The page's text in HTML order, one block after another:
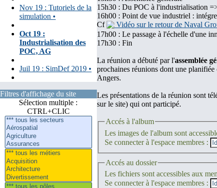
Nov 19 : Tutoriels de la
simulation •
Oct 19 :
Industrialisation des
POC, AG
Juil 19 : SimDef 2019 •
Filtres d'affichage du site
Sélection multiple :
CTRL+CLIC
15h30 : Du POC à l'industrialisation
16h00 : Point de vue industriel :
Cf
Vidéo sur le retour de Naval
17h00 : Le passage à l'échelle d'une
17h30 : Fin
La réunion a débuté par l'assemblée
prochaines réunions dont une
Angers.
Les présentations de la réunion sont
sur le site) qui ont participé.
Accés à l'album
Les images de l'album sont
Se connecter à l'espace membres :
Accés au dossier
Les fichiers sont accessibles aux
Se connecter à l'espace membres :